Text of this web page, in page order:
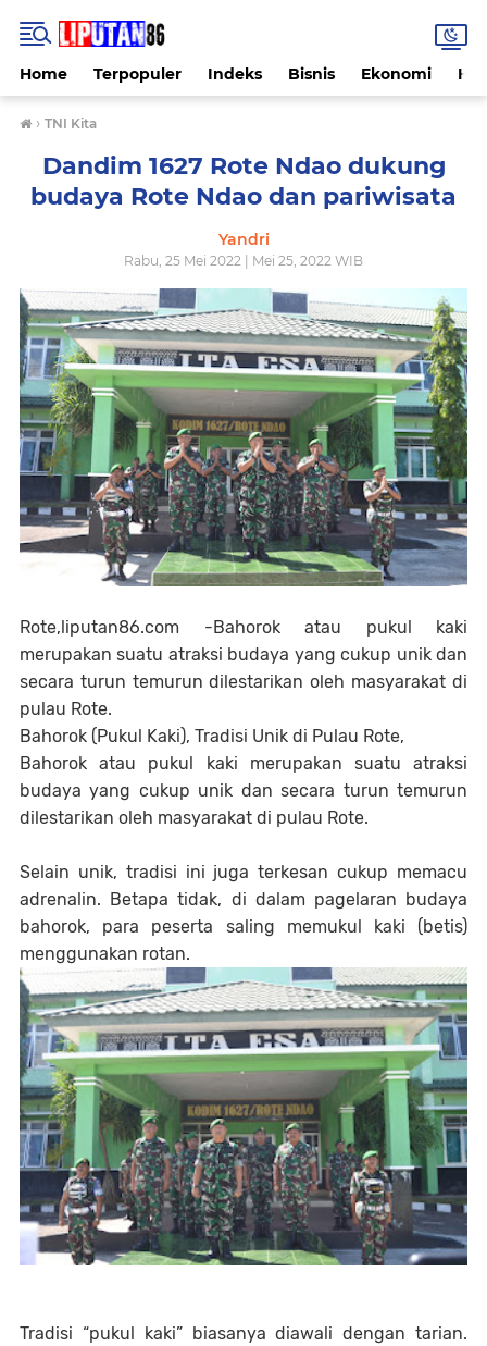
Home Terpopuler Indeks Bisnis Ekonomi
› TNI Kita
Dandim 1627 Rote Ndao dukung
budaya Rote Ndao dan pariwisata
Yandri
Rabu, 25 Mei 2022 | Mei 25, 2022 WIB
Rote,liputan86.com -Bahorok atau pukul kaki
merupakan suatu atraksi budaya yang cukup unik dan
secara turun temurun dilestarikan oleh masyarakat di
pulau Rote.
Bahorok (Pukul Kaki), Tradisi Unik di Pulau Rote,
Bahorok atau pukul kaki merupakan suatu atraksi
budaya yang cukup unik dan secara turun temurun
dilestarikan oleh masyarakat di pulau Rote.
Selain unik, tradisi ini juga terkesan cukup memacu
adrenalin. Betapa tidak, di dalam pagelaran budaya
bahorok, para peserta saling memukul kaki (betis)
menggunakan rotan.
Tradisi “pukul kaki” biasanya diawali dengan tarian.